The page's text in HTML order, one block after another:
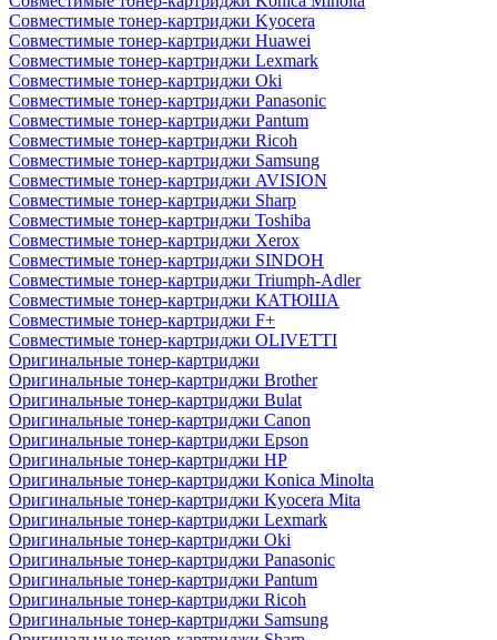
Совместимые тонер-картриджи Kyocera
Совместимые тонер-картриджи Huawei
Совместимые тонер-картриджи Lexmark
Совместимые тонер-картриджи Oki
Совместимые тонер-картриджи Panasonic
Совместимые тонер-картриджи Pantum
Совместимые тонер-картриджи Ricoh
Совместимые тонер-картриджи Samsung
Совместимые тонер-картриджи AVISION
Совместимые тонер-картриджи Sharp
Совместимые тонер-картриджи Toshiba
Совместимые тонер-картриджи Xerox
Совместимые тонер-картриджи SINDOH
Совместимые тонер-картриджи Triumph-Adler
Совместимые тонер-картриджи КАТЮША
Совместимые тонер-картриджи F+
Совместимые тонер-картриджи OLIVETTI
Оригинальные тонер-картриджи
Оригинальные тонер-картриджи Brother
Оригинальные тонер-картриджи Bulat
Оригинальные тонер-картриджи Canon
Оригинальные тонер-картриджи Epson
Оригинальные тонер-картриджи HP
Оригинальные тонер-картриджи Konica Minolta
Оригинальные тонер-картриджи Kyocera Mita
Оригинальные тонер-картриджи Lexmark
Оригинальные тонер-картриджи Oki
Оригинальные тонер-картриджи Panasonic
Оригинальные тонер-картриджи Pantum
Оригинальные тонер-картриджи Ricoh
Оригинальные тонер-картриджи Samsung